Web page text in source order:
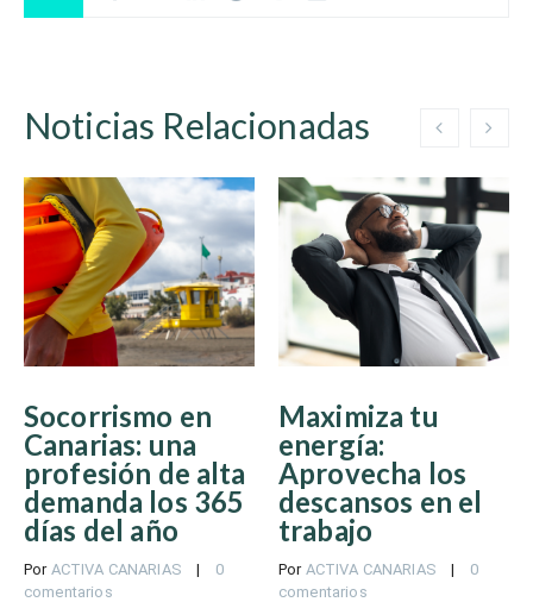
Noticias Relacionadas
Socorrismo en
Canarias: una
profesión de alta
demanda los 365
días del año
Por ACTIVA CANARIAS
    |
0
comentarios
Maximiza tu
energía:
Aprovecha los
descansos en el
trabajo
Por ACTIVA CANARIAS
    |
0
comentarios